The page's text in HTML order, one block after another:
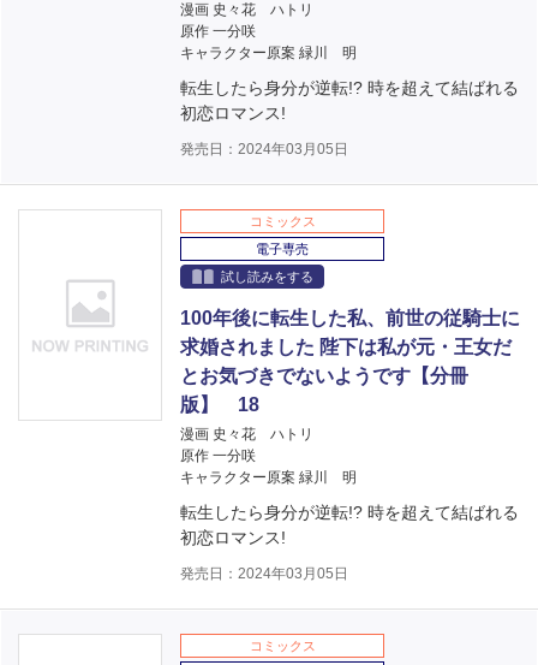
漫画 史々花 ハトリ
原作 一分咲
キャラクター原案 緑川 明
転生したら身分が逆転!? 時を超えて結ばれる
初恋ロマンス!
発売日：2024年03月05日
コミックス
電子専売
試し読みをする
100年後に転生した私、前世の従騎士に
求婚されました 陛下は私が元・王女だ
とお気づきでないようです【分冊
版】 18
漫画 史々花 ハトリ
原作 一分咲
キャラクター原案 緑川 明
転生したら身分が逆転!? 時を超えて結ばれる
初恋ロマンス!
発売日：2024年03月05日
コミックス